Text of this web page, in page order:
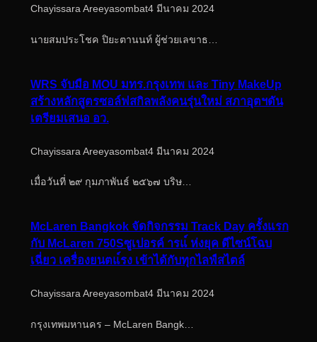
Chayissara Areeyasombat4 มีนาคม 2024
นายสมประโชค ปิยะตานนท์ ผู้ช่วยเลขาธ…
WRS จับมือ MOU มทร.กรุงเทพ และ Tiny MakeUp
สร้างหลักสูตรซอล์ฟสกิลพลังคนรุ่นใหม่ สภาอุตฯดัน
เตรียมเสนอ อว.
Chayissara Areeyasombat4 มีนาคม 2024
เมื่อวันที่ ๒๙ กุมภาพันธ์ ๒๕๖๗ บริษ…
McLaren Bangkok จัดกิจกรรม Track Day ครั้งแรก
กับ McLaren 750Sซูเปอรค์ ารแ์ ห่งยุค ดีไซน์โฉบ
เฉี่ยว เครื่องยนตแ์รง เข้าได้กับทุกไลฟ์สไตล์
Chayissara Areeyasombat4 มีนาคม 2024
กรุงเทพมหานคร – McLaren Bangk…